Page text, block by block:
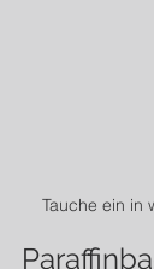
Tauche ein in